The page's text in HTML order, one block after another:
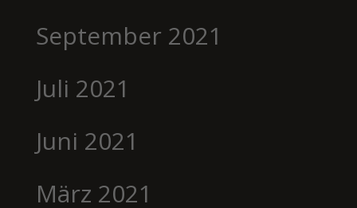
September 2021
Juli 2021
Juni 2021
März 2021